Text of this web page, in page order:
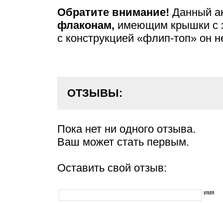
Обратите внимание! Данный
флаконам, имеющим крышки с
с конструкцией «флип-топ» он
ОТЗЫВЫ:
Пока нет ни одного отзыва.
Ваш может стать первым.
Оставить свой отзыв:
имя